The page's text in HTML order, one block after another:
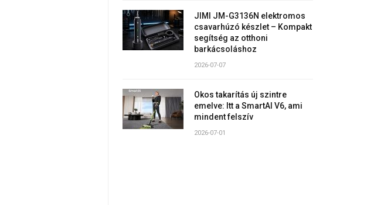
JIMI JM-G3136N elektromos
csavarhúzó készlet – Kompakt
segítség az otthoni
barkácsoláshoz
2026-07-07
Okos takarítás új szintre
emelve: Itt a SmartAI V6, ami
mindent felszív
2026-07-01